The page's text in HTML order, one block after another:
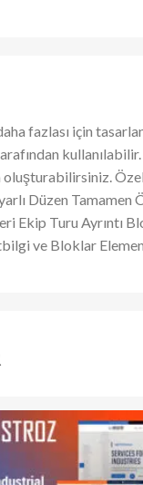
fazlası için
kullanılabilir.
Düzen
Turu Ayrıntı
ve Bloklar